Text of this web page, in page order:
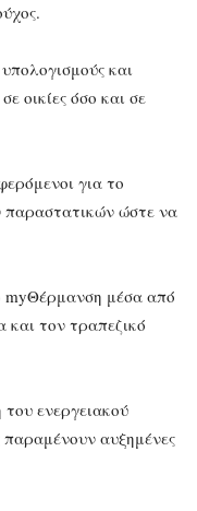
και
οικίες όσο και σε
για το
παραστατικών ώστε να
myΘέρμανση μέσα από
και τον τραπεζικό
ενεργειακού
παραμένουν αυξημένες